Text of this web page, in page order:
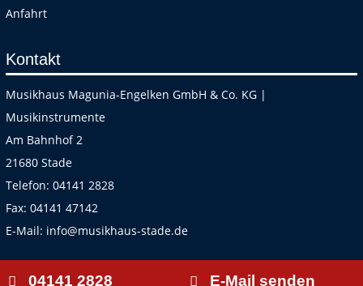
04141 2828 E-Mail senden
Anfahrt
Kontakt
Musikhaus Magunia-Engelken GmbH & Co. KG |
Musikinstrumente
Am Bahnhof 2
21680 Stade
Telefon: 04141 2828
Fax: 04141 47142
E-Mail: info@musikhaus-stade.de